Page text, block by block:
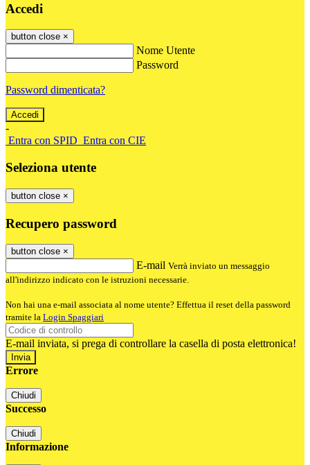
Accedi
button close ×
Nome Utente
Password
Password dimenticata?
-
Entra con SPID Entra con CIE
Seleziona utente
button close ×
Recupero password
button close ×
E-mail Verrà inviato un messaggio
all'indirizzo indicato con le istruzioni necessarie.
Non hai una e-mail associata al nome utente? Effettua il reset della password
tramite la Login Spaggiari
E-mail inviata, si prega di controllare la casella di posta elettronica!
Errore
Chiudi
Successo
Chiudi
Informazione